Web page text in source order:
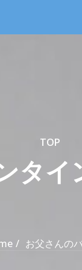
TOP
タ
お父さんの